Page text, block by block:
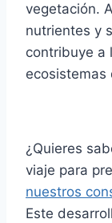
vegetación.
nutrientes y
contribuye a
ecosistemas
¿Quieres
viaje para
nuestros
Este